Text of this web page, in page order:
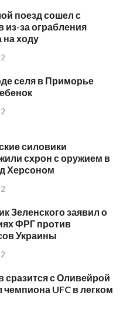
поезд сошел с
из-за ограбления
на ходу
селя в Приморье
силовики
схрон с оружием в
Херсоном
Зеленского заявил о
ФРГ против
Украины
сразится с Оливейрой
чемпиона UFC в легком